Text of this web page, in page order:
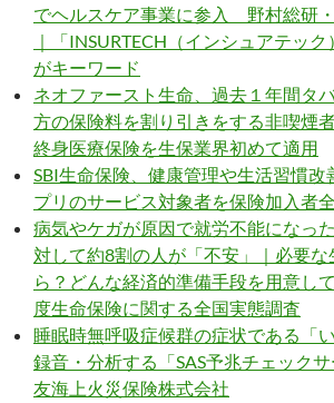
でヘルスケア事業に参入 野村総研
｜「INSURTECH（インシュアテック
がキーワード
ネオファースト生命、過去１年間タ
方の保険料を割り引きをする非喫煙
終身医療保険を生保業界初めて適用
SBI生命保険、健康管理や生活習慣改
プリのサービス対象者を保険加入者
病気やケガが原因で就労不能になっ
対して約8割の人が「不安」｜必要な
ら？どんな経済的準備手段を用意し
度生命保険に関する全国実態調査
睡眠時無呼吸症候群の症状である「
録音・分析する「SAS予兆チェック
友海上火災保険株式会社